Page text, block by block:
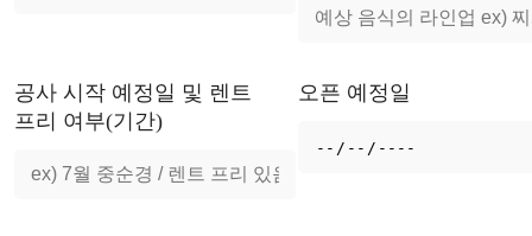
공사 시작 예정일 및 렌트
프리 여부(기간)
오픈 예정일